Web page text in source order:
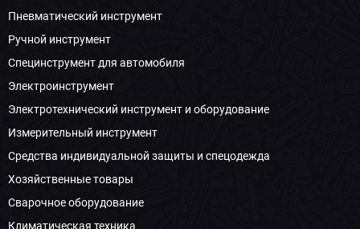
Пневматический инструмент
Ручной инструмент
Специнструмент для автомобиля
Электроинструмент
Электротехнический инструмент и оборудование
Измерительный инструмент
Средства индивидуальной защиты и спецодежда
Хозяйственные товары
Сварочное оборудование
Климатическая техника